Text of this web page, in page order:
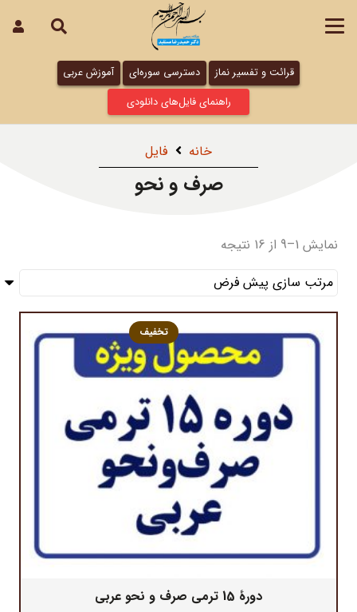
قرائت و تفسیر نماز دسترسی سوره‌ای
آموزش عربی
راهنمای فایل‌های دانلودی
خانه فایل
صرف و نحو
نمایش 1–9 از 16 نتیجه
تخفیف
دورۀ 15 ترمی صرف و نحو عربی